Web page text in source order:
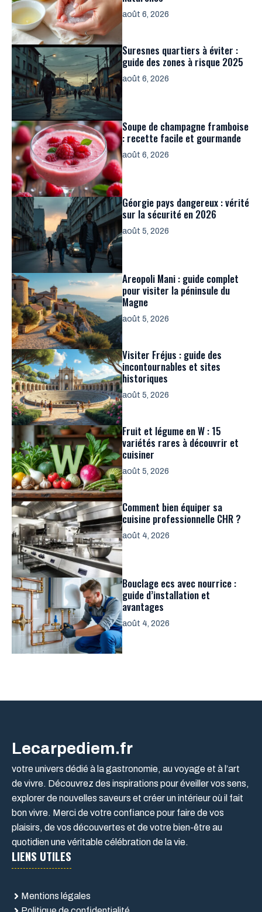
août 6, 2026
Suresnes quartiers à éviter :
guide des zones à risque 2025
août 6, 2026
Soupe de champagne framboise
: recette facile et gourmande
août 6, 2026
Géorgie pays dangereux : vérité
sur la sécurité en 2026
août 5, 2026
Areopoli Mani : guide complet
pour visiter la péninsule du
Magne
août 5, 2026
Visiter Fréjus : guide des
incontournables et sites
historiques
août 5, 2026
Fruit et légume en W : 15
variétés rares à découvrir et
cuisiner
août 5, 2026
Comment bien équiper sa
cuisine professionnelle CHR ?
août 4, 2026
Bouclage ecs avec nourrice :
guide d’installation et
avantages
août 4, 2026
Lecarpediem.fr
votre univers dédié à la gastronomie, au voyage et à l’art
de vivre. Découvrez des inspirations pour éveiller vos sens,
explorer de nouvelles saveurs et créer un intérieur où il fait
bon vivre. Merci de votre confiance pour faire de vos
plaisirs, de vos découvertes et de votre bien-être au
quotidien une véritable célébration de la vie.
LIENS UTILES
Mentions légales